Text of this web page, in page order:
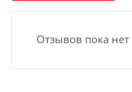
Отзывов пока